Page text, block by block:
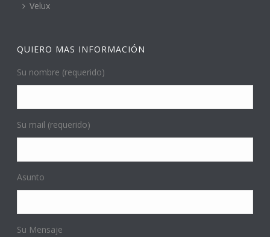
Velux
QUIERO MAS INFORMACIÓN
Su nombre (requerido)
Su mail (requerido)
Asunto
Su Mensaje